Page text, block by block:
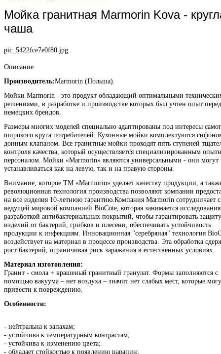
Мойка гранитная Marmorin Kova -
чаша
pic_5422fce7e0f80.jpg
Описание
Производитель:Marmorin (Польша).
Мойки Marmorin - это продукт обладающий оптимальными
решениями, в разработке и производстве которых был учтен опыт
немецких брендов.
Размеры многих моделей специально адаптированы под интересы
широкого круга потребителей. Кухонные мойки комплектуются
донным клапаном. Все гранитные мойки проходят пять ступеней
контроля качества, который осуществляется специализированным
персоналом. Мойки «Marmorin» являются универсальными - они могут
устанавливаться как на левую, так и на правую стороны.
Внимание, которое ТМ «Marmorin» уделяет качеству продукции, а
революционная технология производства позволяют компании
на все изделия 10-летнюю гарантию.Компания Marmorin сотрудничает с
ведущей мировой компанией BioCote, которая занимается
разработкой антибактериальных покрытий, чтобы гарантировать
изделий от бактерий, грибков и плесени, обеспечивать устойчивость
продукции к инфекциям. Инновационная "серебряная" технология
воздействует на материал в процессе производства. Эта обработка
рост бактерий, ограничивая риск заражения в естественных условиях.
Материал изготовления:
Гранит - cмола + крашеный гранитный гранулат. Формы заполняются с
помощью вакуума – нет воздуха – значит нет слабых мест, которые
привести к повреждению.
Особенности:
- нейтральна к запахам;
- устойчива к температурным контрастам;
- устойчива к изменению цвета;
- обладает стойкостью к появлению царапин;